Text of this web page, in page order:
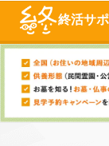
終活サ